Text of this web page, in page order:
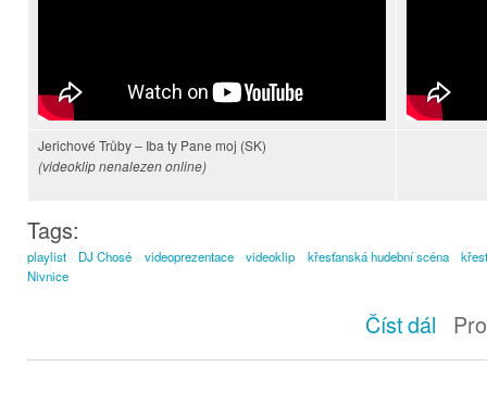
Jerichové Trůby – Iba ty Pane moj (SK)
(videoklip nenalezen online)
Tags:
playlist DJ Chosé videoprezentace videoklip křesťanská hudební scéna
Nivnice
Číst dál